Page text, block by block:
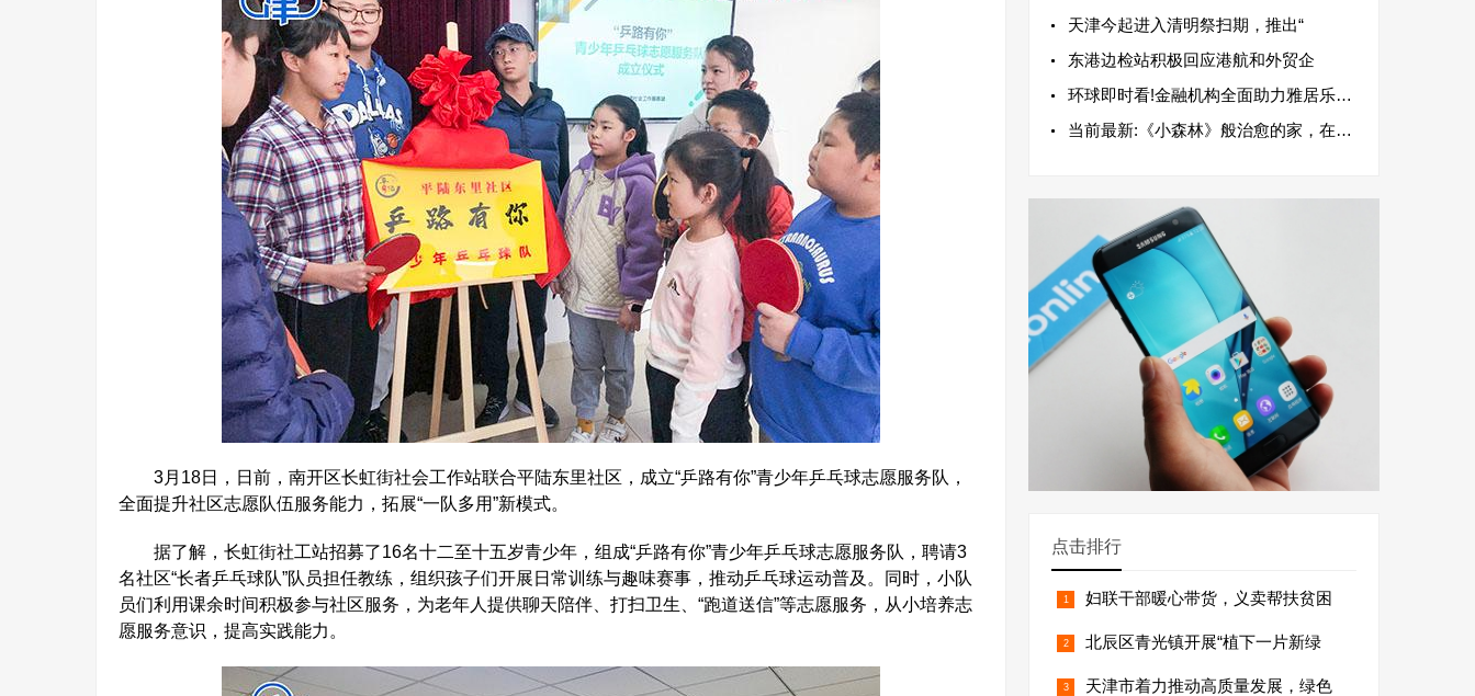
3月18日，日前，南开区长虹街社会工作站联合平陆东里社区，成立“乒路有你”青少年乒乓球志愿服务队，
全面提升社区志愿队伍服务能力，拓展“一队多用”新模式。
据了解，长虹街社工站招募了16名十二至十五岁青少年，组成“乒路有你”青少年乒乓球志愿服务队，聘请3
名社区“长者乒乓球队”队员担任教练，组织孩子们开展日常训练与趣味赛事，推动乒乓球运动普及。同时，小队
员们利用课余时间积极参与社区服务，为老年人提供聊天陪伴、打扫卫生、“跑道送信”等志愿服务，从小培养志
愿服务意识，提高实践能力。
天津今起进入清明祭扫期，推出“
东港边检站积极回应港航和外贸企
环球即时看!金融机构全面助力雅居乐集团高质量发展
当前最新:《小森林》般治愈的家，在城市高楼里也能实现
点击排行
妇联干部暖心带货，义卖帮扶贫困
北辰区青光镇开展“植下一片新绿
天津市着力推动高质量发展，绿色